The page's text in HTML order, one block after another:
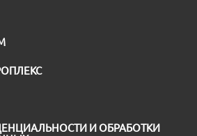
И ОБРАБОТКИ